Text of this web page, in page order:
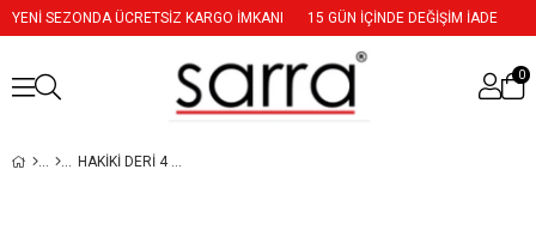
YENİ SEZONDA ÜCRETSİZ KARGO İMKANI 15 GÜN İÇİNDE DEĞİŞİM İADE
0
HAKIKI DERI 4 CM RAHAT DOLGU TOPUKLU ÇIZME